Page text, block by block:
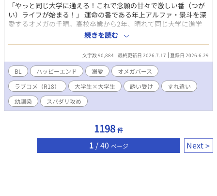
「やっと同じ大学に通える！これで念願の甘々で激しい番（つが
い）ライフが始まる！」 運命の番である年上アルファ・景斗を深
愛するオメガの千晴。高校卒業から2年、晴れて同じ大学に進学
し、身も心も貪られる気満々だったのに……景斗の態度はまさか
の保護者モード！？ 合鍵をもらっても健全にお茶して終了。お泊
まりを企んでも「明日も早いでしょ」と強制送還。猫耳着ぐるみ
で誘惑しても「可愛い」と寝かしつけられる始末。 「なんで最後
までしてくれないの！？」 あの手この手で抱かれようと奮闘する
千晴だが、景斗が手を出さないのには”激重な”理由があって
――。 抱かれたいオメガの戦略に理性をバキバキに削りながら抵
抗する執着アルファのすれ違いラブコメディ！
続きを読む
文字数 90,884 最終更新日 2026.7.17 登録日 2026.6.29
BL ハッピーエンド 溺愛
オメガバース
ラブコメ（R18）
大学生×大学生 誘い受け
すれ違い
幼馴染
スパダリ攻め
1198 件
1/ 40 ページ Next